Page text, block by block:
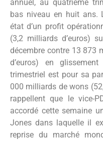
annuel, au quatrième
bas niveau en huit ans.
état d’un profit
(3,2 milliards d’euros)
décembre contre 13 873
d’euros) en
trimestriel est pour sa
000 milliards de wons
rappellent que le vice-
accordé cette semaine
Jones dans laquelle il
reprise du marché